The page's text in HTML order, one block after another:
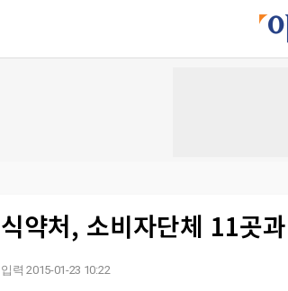
식약처, 소비자단체 11곳
입력 2015-01-23 10:22